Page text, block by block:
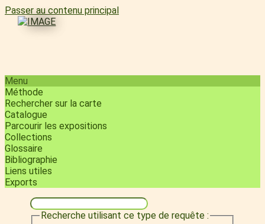
Passer au contenu principal
Menu
Méthode
Rechercher sur la carte
Catalogue
Parcourir les expositions
Collections
Glossaire
Bibliographie
Liens utiles
Exports
Recherche utilisant ce type de requête :